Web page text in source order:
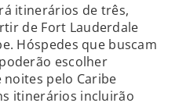
itinerários de três,
de Fort Lauderdale
Hóspedes que buscam
escolher
pelo Caribe
itinerários incluirão